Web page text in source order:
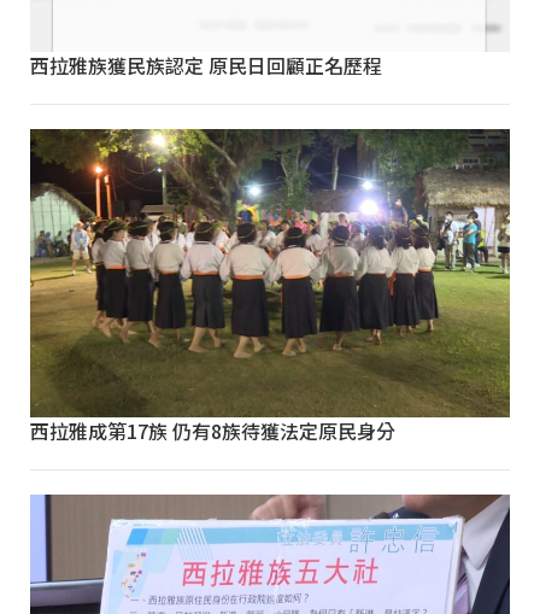
西拉雅族獲民族認定 原民日回顧正名歷程
西拉雅成第17族 仍有8族待獲法定原民身分